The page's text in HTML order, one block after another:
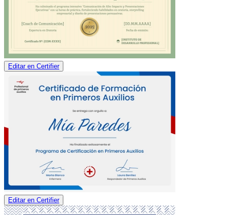
Editar en Certifier
Editar en Certifier